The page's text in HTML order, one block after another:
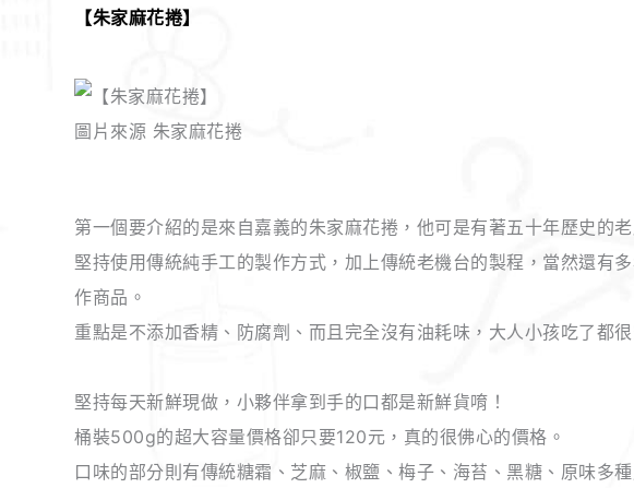
【朱家麻花捲】
圖片來源 朱家麻花捲
第一個要介紹的是來自嘉義的朱家麻花捲，他可是有著五十年歷史的老
堅持使用傳統純手工的製作方式，加上傳統老機台的製程，當然還有
作商品。
重點是不添加香精、防腐劑、而且完全沒有油耗味，大人小孩吃了都很
堅持每天新鮮現做，小夥伴拿到手的口都是新鮮貨唷！
桶裝500g的超大容量價格卻只要120元，真的很佛心的價格。
口味的部分則有傳統糖霜、芝麻、椒鹽、梅子、海苔、黑糖、原味多